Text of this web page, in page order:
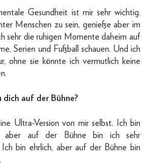
Gesundheit ist mir sehr wichtig.
Menschen zu sein, genieße aber im
sehr die ruhigen Momente daheim auf
Serien und Fußball schauen. Und ich
ohne sie könnte ich vermutlich keine
auf der Bühne?
Ultra-Version von mir selbst. Ich bin
aber auf der Bühne bin ich sehr
Ich bin ehrlich, aber auf der Bühne bin